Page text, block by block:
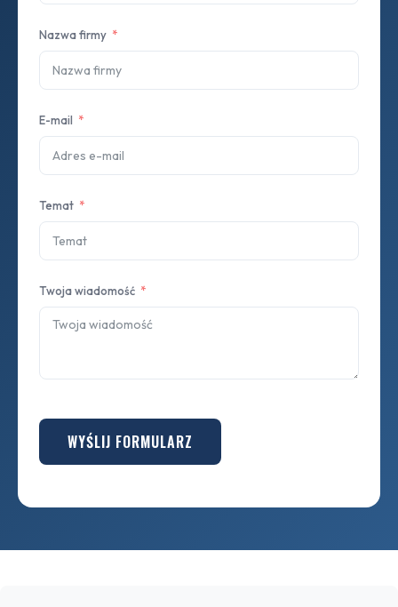
Nazwa firmy
E-mail
Temat
Twoja wiadomość
WYŚLIJ FORMULARZ